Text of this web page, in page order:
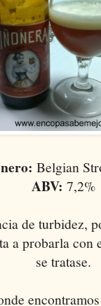
Belgian
ABV: 7,2%
de turbidez,
a probarla con
se tratase.